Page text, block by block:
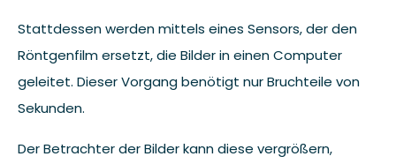
Stattdessen werden mittels eines Sensors, der den
Röntgenfilm ersetzt, die Bilder in einen Computer
geleitet. Dieser Vorgang benötigt nur Bruchteile von
Sekunden.
Der Betrachter der Bilder kann diese vergrößern,